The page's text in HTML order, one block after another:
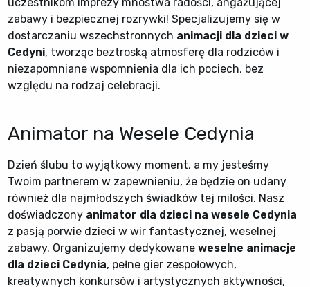
zabawy i bezpiecznej rozrywki! Specjalizujemy się w
dostarczaniu wszechstronnych animacji dla dzieci w
Cedyni, tworząc beztroską atmosferę dla rodziców i
niezapomniane wspomnienia dla ich pociech, bez
względu na rodzaj celebracji.
Animator na Wesele Cedynia
Dzień ślubu to wyjątkowy moment, a my jesteśmy
Twoim partnerem w zapewnieniu, że będzie on udany
również dla najmłodszych świadków tej miłości. Nasz
doświadczony animator dla dzieci na wesele Cedynia
z pasją porwie dzieci w wir fantastycznej, weselnej
zabawy. Organizujemy dedykowaneweselne animacje
dla dzieci Cedynia, pełne gier zespołowych,
kreatywnych konkursów i artystycznych aktywności,